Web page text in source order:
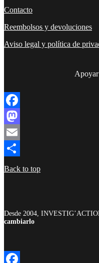
Contacto
Reembolsos y devoluciones
Aviso legal y política de
Facebook
Mastodon
Email
Compartir
Back to top
Desde 2004,
cambiarlo